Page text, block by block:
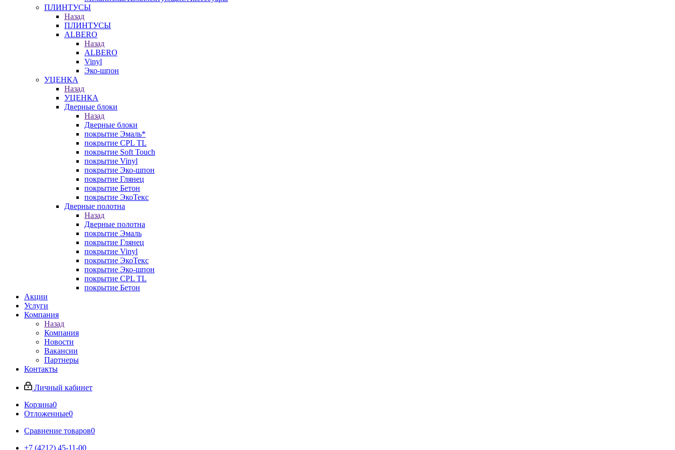
ПЛИНТУСЫ
Назад
ПЛИНТУСЫ
ALBERO
Назад
ALBERO
Vinyl
Эко-шпон
УЦЕНКА
Назад
УЦЕНКА
Дверные блоки
Назад
Дверные блоки
покрытие Эмаль*
покрытие CPL TL
покрытие Soft Touch
покрытие Vinyl
покрытие Эко-шпон
покрытие Глянец
покрытие Бетон
покрытие ЭкоТекс
Дверные полотна
Назад
Дверные полотна
покрытие Эмаль
покрытие Глянец
покрытие Vinyl
покрытие ЭкоТекс
покрытие Эко-шпон
покрытие CPL TL
покрытие Бетон
Акции
Услуги
Компания
Назад
Компания
Новости
Вакансии
Партнеры
Контакты
Личный кабинет
Корзина0
Отложенные0
Сравнение товаров0
+7 (4212) 45-11-00